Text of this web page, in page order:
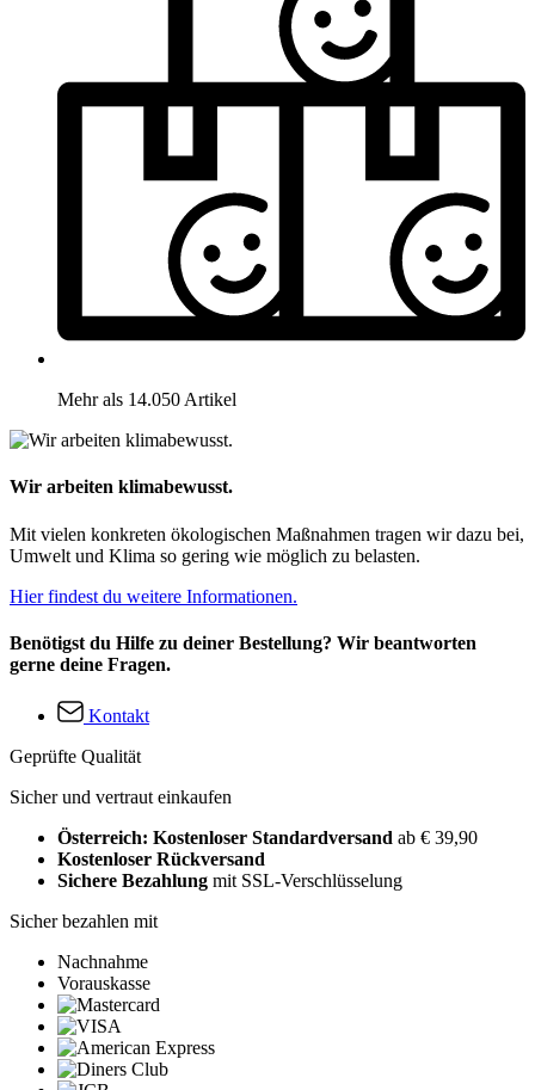
Mehr als 14.050 Artikel
Wir arbeiten klimabewusst.
Mit vielen konkreten ökologischen Maßnahmen tragen wir dazu bei,
Umwelt und Klima so gering wie möglich zu belasten.
Hier findest du weitere Informationen.
Benötigst du Hilfe zu deiner Bestellung? Wir beantworten
gerne deine Fragen.
Kontakt
Geprüfte Qualität
Sicher und vertraut einkaufen
Österreich: Kostenloser Standardversand ab € 39,90
Kostenloser Rückversand
Sichere Bezahlung mit SSL-Verschlüsselung
Sicher bezahlen mit
Nachnahme
Vorauskasse